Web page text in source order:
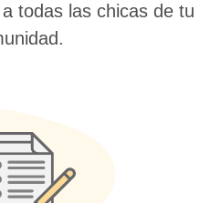
todas las chicas de tu